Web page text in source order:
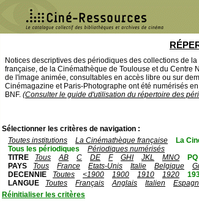
Notices descriptives des périodiques des collections de
française, de la Cinémathèque de Toulouse et du Centre
de l'image animée, consultables en accès libre ou sur
Cinémagazine et Paris-Photographe ont été numérisés
BNF. (Consulter le guide d'utilisation du répertoire des
Sélectionner les critères de navigation :
Toutes institutions
La Cinémathèque française La
Tous les périodiques
Périodiques numérisés
TITRE
Tous AB C DE F GHI JKL MNO PQ
PAYS
Tous France Etats-Unis Italie Belgique
DECENNIE
Toutes <1900 1900 1910 1920
LANGUE
Toutes Français Anglais Italien
Réinitialiser les critères